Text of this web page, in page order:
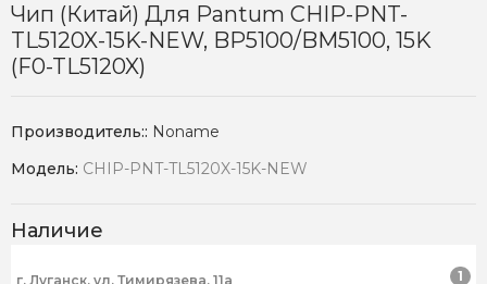
Чип (Китай) Для Pantum CHIP-PNT-
TL5120X-15K-NEW, BP5100/BM5100, 15K
(F0-TL5120X)
Производитель:: Noname
Модель: CHIP-PNT-TL5120X-15K-NEW
Наличие
г. Луганск, ул. Тимирязева, 11а 1